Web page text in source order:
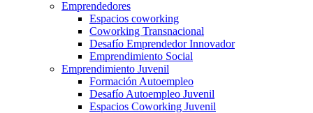
Emprendedores
Espacios coworking
Coworking Transnacional
Desafío Emprendedor Innovador
Emprendimiento Social
Emprendimiento Juvenil
Formación Autoempleo
Desafío Autoempleo Juvenil
Espacios Coworking Juvenil